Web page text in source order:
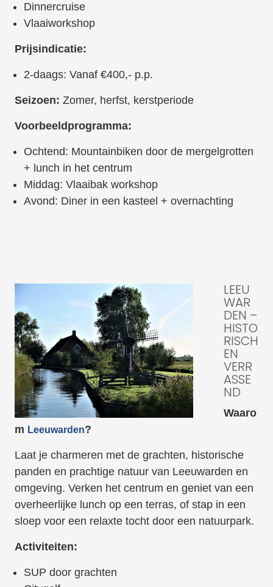
Dinnercruise
Vlaaiworkshop
Prijsindicatie:
2-daags: Vanaf €400,- p.p.
Seizoen: Zomer, herfst, kerstperiode
Voorbeeldprogramma:
Ochtend: Mountainbiken door de mergelgrotten
+ lunch in het centrum
Middag: Vlaaibak workshop
Avond: Diner in een kasteel + overnachting
LEEU
WAR
DEN –
HISTO
RISCH
EN
VERR
ASSE
ND
Waaro
m Leeuwarden?
Laat je charmeren met de grachten, historische
panden en prachtige natuur van Leeuwarden en
omgeving. Verken het centrum en geniet van een
overheerlijke lunch op een terras, of stap in een
sloep voor een relaxte tocht door een natuurpark.
Activiteiten:
SUP door grachten